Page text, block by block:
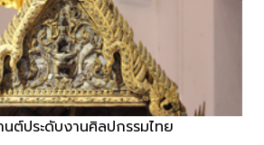
ต์ประดับงานศิลปกรรมไทย